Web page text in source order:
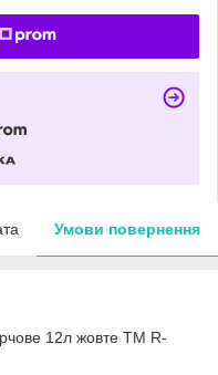
Умови повернення
12л жовте ТМ R-